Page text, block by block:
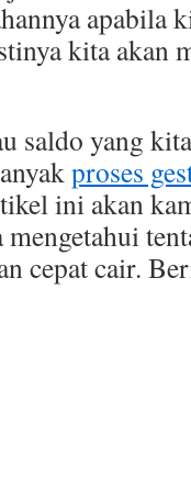
apabila
kita akan
saldo yang
proses
ini akan
cepat cair.